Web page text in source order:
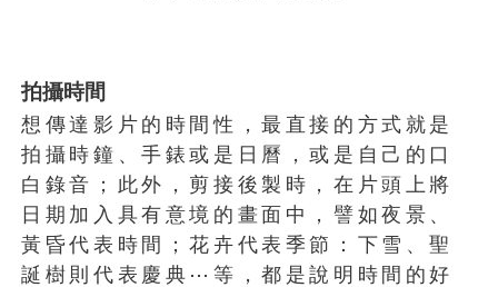
拍攝時間
想傳達影片的時間性，最直接的方式就是
拍攝時鐘、手錶或是日曆，或是自己的口
白錄音；此外，剪接後製時，在片頭上將
日期加入具有意境的畫面中，譬如夜景、
黃昏代表時間；花卉代表季節：下雪、聖
誕樹則代表慶典⋯等，都是說明時間的好